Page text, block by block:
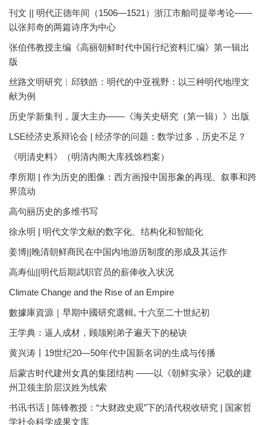
刊文 || 明代正德年间（1506—1521）浙江市舶司提举考论——
以张邦奇的两篇诗序为中心
张伯伟教授主编《高丽朝鲜时代中国行纪资料汇编》第一辑出
版
丝路文明研究︱邱轶皓：明代的中亚视野：以三种明代地理文
献为例
历史学新集刊，厦大主办——《海关史研究（第一辑）》出版
LSE经济史系辩论会 | 经济学的问题：数学过多，历史不足？
《明清史料》（明清内阁大库残馀档案）
李所期 | 作为历史的图像：西方画报中国形象的再现、叙事和跨
界流动
高句丽历史的多维书写
徐永明 | 明代文学文献的数字化、结构化和智能化
姜博||晚清朝鲜商民在中国内地游历制度的形成及其运作
高寿仙||明代后期武职官员的薪俸收入状况
Climate Change and the Rise of an Empire
數據庫資源｜早期中國研究選輯, 十六至二十世紀初
王学典：逼人成材，顾颉刚弟子遍天下的秘诀
黄兴涛丨19世纪20—50年代中国新名词的生成与传播
后蒙古时代建州女真的集团结构 ——以《朝鲜实录》记载的建
州卫领主阶层汉姓为线索
书讯书话 | 陈锋教授：“大财政史观”下的清代税收研究 | 国家哲
学社会科学成果文库